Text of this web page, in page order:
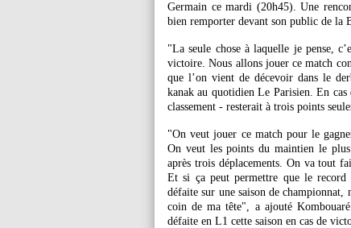
Germain ce mardi (20h45). Une
bien remporter devant son public de la
"La seule chose à laquelle je pense,
victoire. Nous allons jouer ce match
que l’on vient de décevoir dans le
kanak au quotidien Le Parisien. En
classement - resterait à trois points
"On veut jouer ce match pour le
On veut les points du maintien le
après trois déplacements. On va tout
Et si ça peut permettre que le record
défaite sur une saison de championnat,
coin de ma tête", a ajouté
défaite en L1 cette saison en cas de